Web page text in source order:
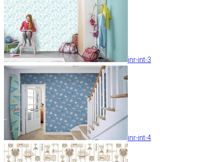
jnr-int-3
jnr-int-4